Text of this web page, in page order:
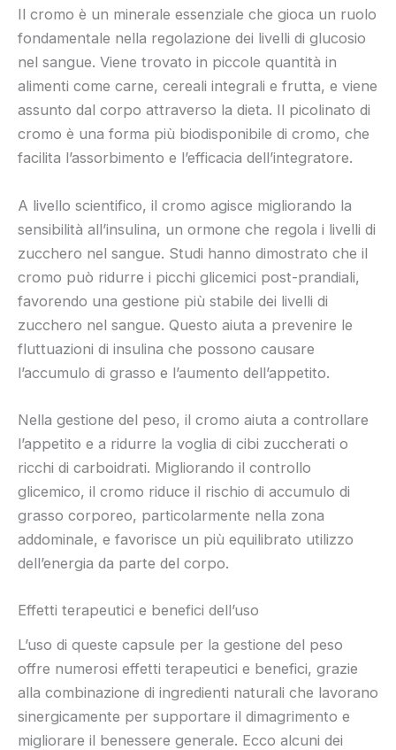
Il cromo è un minerale essenziale che gioca un ruolo
fondamentale nella regolazione dei livelli di glucosio
nel sangue. Viene trovato in piccole quantità in
alimenti come carne, cereali integrali e frutta, e viene
assunto dal corpo attraverso la dieta. Il picolinato di
cromo è una forma più biodisponibile di cromo, che
facilita l’assorbimento e l’efficacia dell’integratore.
A livello scientifico, il cromo agisce migliorando la
sensibilità all’insulina, un ormone che regola i livelli di
zucchero nel sangue. Studi hanno dimostrato che il
cromo può ridurre i picchi glicemici post-prandiali,
favorendo una gestione più stabile dei livelli di
zucchero nel sangue. Questo aiuta a prevenire le
fluttuazioni di insulina che possono causare
l’accumulo di grasso e l’aumento dell’appetito.
Nella gestione del peso, il cromo aiuta a controllare
l’appetito e a ridurre la voglia di cibi zuccherati o
ricchi di carboidrati. Migliorando il controllo
glicemico, il cromo riduce il rischio di accumulo di
grasso corporeo, particolarmente nella zona
addominale, e favorisce un più equilibrato utilizzo
dell’energia da parte del corpo.
Effetti terapeutici e benefici dell’uso
L’uso di queste capsule per la gestione del peso
offre numerosi effetti terapeutici e benefici, grazie
alla combinazione di ingredienti naturali che lavorano
sinergicamente per supportare il dimagrimento e
migliorare il benessere generale. Ecco alcuni dei